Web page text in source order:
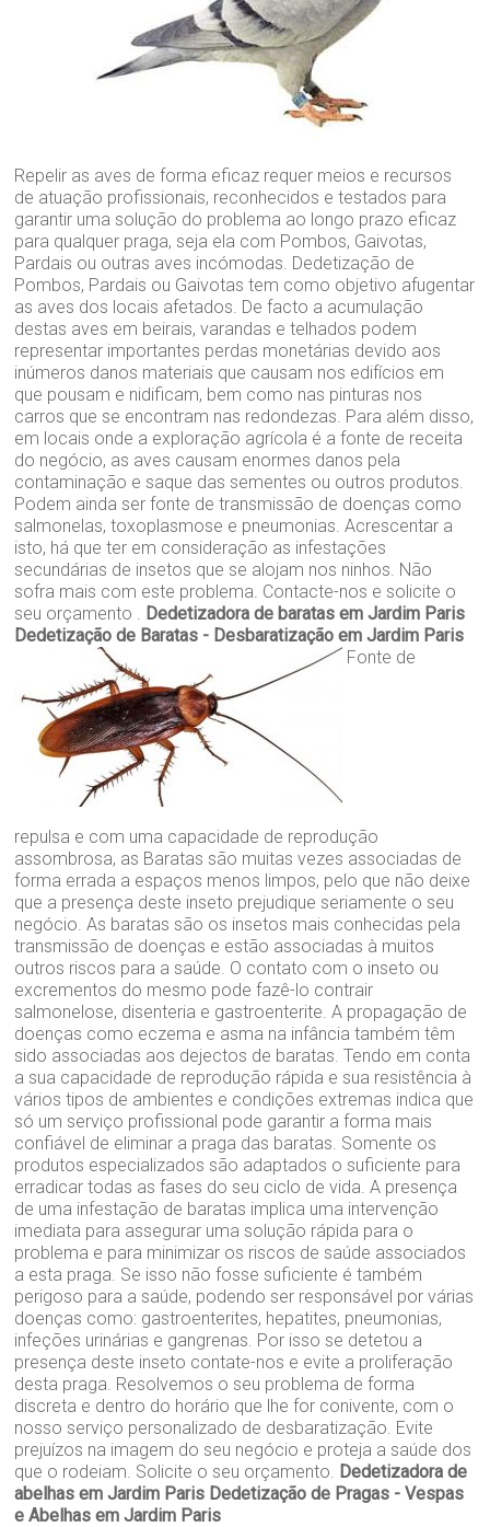
Repelir as aves de forma eficaz requer meios e recursos
de atuação profissionais, reconhecidos e testados para
garantir uma solução do problema ao longo prazo eficaz
para qualquer praga, seja ela com Pombos, Gaivotas,
Pardais ou outras aves incómodas. Dedetização de
Pombos, Pardais ou Gaivotas tem como objetivo afugentar
as aves dos locais afetados. De facto a acumulação
destas aves em beirais, varandas e telhados podem
representar importantes perdas monetárias devido aos
inúmeros danos materiais que causam nos edifícios em
que pousam e nidificam, bem como nas pinturas nos
carros que se encontram nas redondezas. Para além disso,
em locais onde a exploração agrícola é a fonte de receita
do negócio, as aves causam enormes danos pela
contaminação e saque das sementes ou outros produtos.
Podem ainda ser fonte de transmissão de doenças como
salmonelas, toxoplasmose e pneumonias. Acrescentar a
isto, há que ter em consideração as infestações
secundárias de insetos que se alojam nos ninhos. Não
sofra mais com este problema. Contacte-nos e solicite o
seu orçamento .
Dedetizadora de baratas em Jardim Paris
Dedetização de Baratas - Desbaratização em Jardim Paris
Fonte de
repulsa e com uma capacidade de reprodução
assombrosa, as Baratas são muitas vezes associadas de
forma errada a espaços menos limpos, pelo que não deixe
que a presença deste inseto prejudique seriamente o seu
negócio. As baratas são os insetos mais conhecidas pela
transmissão de doenças e estão associadas à muitos
outros riscos para a saúde. O contato com o inseto ou
excrementos do mesmo pode fazê-lo contrair
salmonelose, disenteria e gastroenterite. A propagação de
doenças como eczema e asma na infância também têm
sido associadas aos dejectos de baratas. Tendo em conta
a sua capacidade de reprodução rápida e sua resistência à
vários tipos de ambientes e condições extremas indica que
só um serviço profissional pode garantir a forma mais
confiável de eliminar a praga das baratas. Somente os
produtos especializados são adaptados o suficiente para
erradicar todas as fases do seu ciclo de vida. A presença
de uma infestação de baratas implica uma intervenção
imediata para assegurar uma solução rápida para o
problema e para minimizar os riscos de saúde associados
a esta praga. Se isso não fosse suficiente é também
perigoso para a saúde, podendo ser responsável por várias
doenças como: gastroenterites, hepatites, pneumonias,
infeções urinárias e gangrenas. Por isso se detetou a
presença deste inseto contate-nos e evite a proliferação
desta praga. Resolvemos o seu problema de forma
discreta e dentro do horário que lhe for conivente, com o
nosso serviço personalizado de desbaratização. Evite
prejuízos na imagem do seu negócio e proteja a saúde dos
que o rodeiam. Solicite o seu orçamento.
Dedetizadora de
abelhas em Jardim Paris Dedetização de Pragas - Vespas
e Abelhas em Jardim Paris